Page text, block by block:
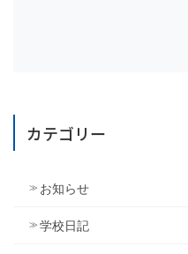
カテゴリー
お知らせ
学校日記